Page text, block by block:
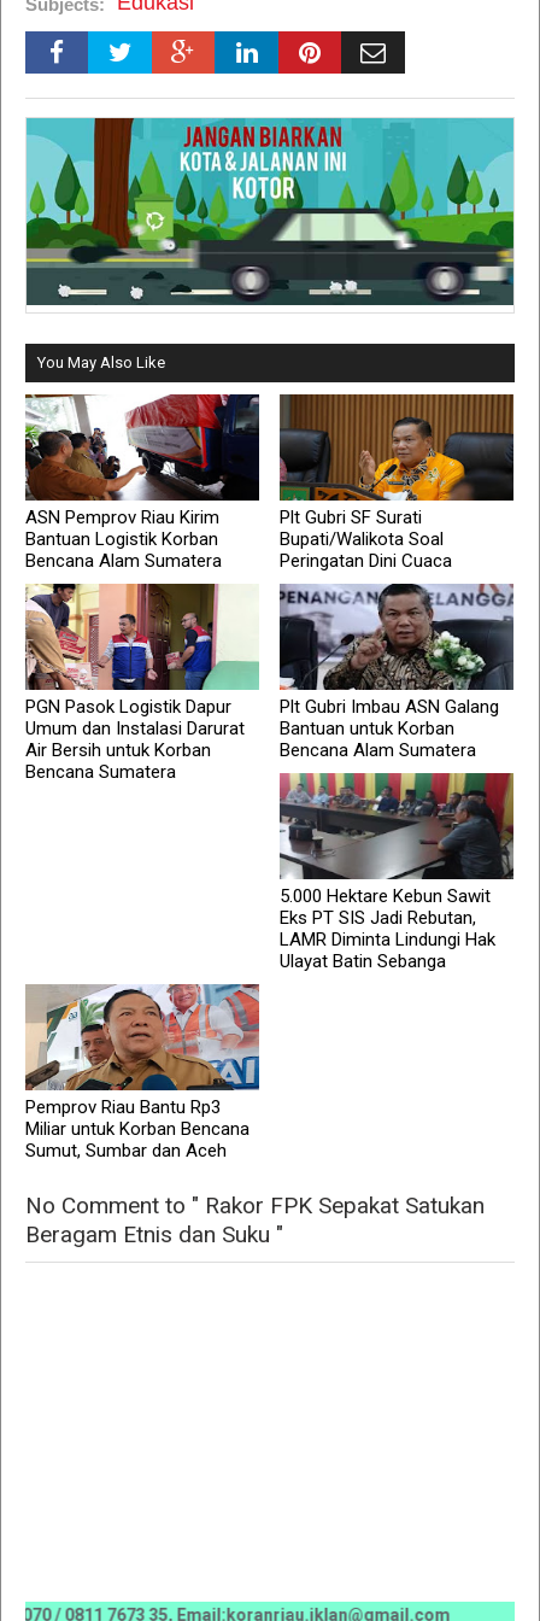
Subjects:
You May Also Like
ASN Pemprov Riau Kirim
Bantuan Logistik Korban
Bencana Alam Sumatera
Plt Gubri SF Surati
Bupati/Walikota Soal
Peringatan Dini Cuaca
PGN Pasok Logistik Dapur
Umum dan Instalasi Darurat
Air Bersih untuk Korban
Bencana Sumatera
Plt Gubri Imbau ASN Galang
Bantuan untuk Korban
Bencana Alam Sumatera
5.000 Hektare Kebun Sawit
Eks PT SIS Jadi Rebutan,
LAMR Diminta Lindungi Hak
Ulayat Batin Sebanga
Pemprov Riau Bantu Rp3
Miliar untuk Korban Bencana
Sumut, Sumbar dan Aceh
No Comment to " Rakor FPK Sepakat Satukan
Beragam Etnis dan Suku "
/ 0811 7673 35, Email:koranriau.iklan@gmail.com